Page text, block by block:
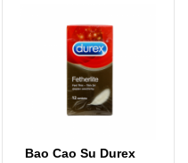
Bao Cao Su Durex